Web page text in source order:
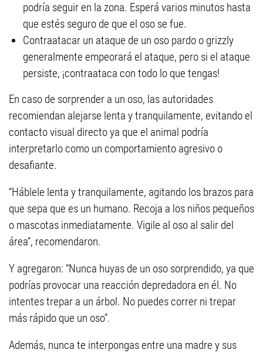
podría seguir en la zona. Esperá varios minutos hasta
que estés seguro de que el oso se fue.
Contraatacar un ataque de un oso pardo o grizzly
generalmente empeorará el ataque, pero si el ataque
persiste, ¡contraataca con todo lo que tengas!
En caso de sorprender a un oso, las autoridades
recomiendan alejarse lenta y tranquilamente, evitando el
contacto visual directo ya que el animal podría
interpretarlo como un comportamiento agresivo o
desafiante.
“Háblele lenta y tranquilamente, agitando los brazos para
que sepa que es un humano. Recoja a los niños pequeños
o mascotas inmediatamente. Vigile al oso al salir del
área”, recomendaron.
Y agregaron: “Nunca huyas de un oso sorprendido, ya que
podrías provocar una reacción depredadora en él. No
intentes trepar a un árbol. No puedes correr ni trepar
más rápido que un oso”.
Además, nunca te interpongas entre una madre y sus